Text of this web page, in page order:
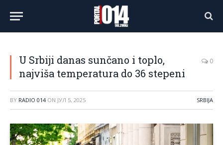
U Srbiji danas sunčano i toplo,
najviša temperatura do 36 stepeni
0
BY RADIO 014 ON ЈУЛ 5, 2025 SRBIJA